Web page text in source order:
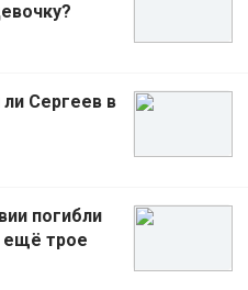
Сергеев в
погибли
ещё трое